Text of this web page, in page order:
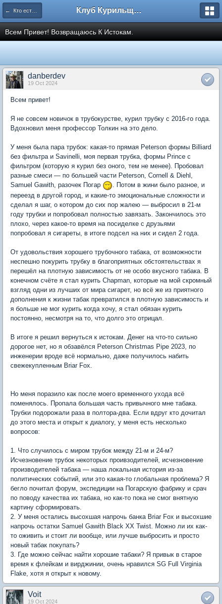
← Кто есть кто (представляемся!) Клуб Курильщиков Трубки
Всем Привет! Возвращаюсь К Истокам.
danberdev
19 Oct 2024
Всем привет!
Я не совсем новичок в трубокурстве, курил трубку с 2016-го года.
Вдохновил меня профессор Толкин на это дело.
У меня была пара трубок: какая-то прямая Peterson формы Billiard
без фильтра и Savinelli, моя первая трубка, формы Prince с
фильтром (которую я курил без оного, тем не менее). Пробовал
разные смеси — по большей части Peterson, Cornell & Diehl,
Samuel Gawith, разочек Погар
. Потом в жини было разное, и
переезд в другой город, и какие-то эмоциональные сложности и
сделал я шаг, о котором до сих пор жалею — выбросил в 21-м
году трубки и попробовал полностью завязать. Закончилось это
плохо, через какое-то время на посиделке с друзьями
попробовал я сигареты, в итоге подсел на них и сидел 2 года.
От удовольствия хорошего трубочного табака, от возможности
неспешно покурить трубку в благоприятных обстоятельствах я
перешёл на плотную зависимость от не особо вкусного табака. В
конечном счёте я стал курить Chapman, которые на мой скромный
взгляд одни из лучших от мира сигарет, но всё же из приятного
дополнения к жизни табак превратился в плотную зависимость и
я больше не мог курить когда хочу, я стал обязан курить
постоянно, несмотря на то, что долго это отрицал.
В итоге я решил вернуться к истокам. Денег на что-то сильно
дорогое нет, но я обзавёлся Peterson Christmas Pipe 2023, по
инженерии вроде всё нормально, даже получилось набить
свежекупленным Briar Fox.
Но меня поразило как после моего временного ухода всё
поменялось. Пропала большая часть привычного мне табака.
Трубки подорожали раза в полтора-два. Если вдруг кто дочитал
до этого места и открыт к диалогу, у меня есть несколько
вопросов:
1. Что случилось с миром трубок между 21-м и 24-м?
Исчезновение трубок некоторых проивзодителей, исчезновение
производителей табака — наша локальная история из-за
политических событий, или это какая-то глобальная проблема? Я
бегло почитал форум, экспедиции на Погарскую фабрику и срач
по поводу качества их табака, но как-то пока не смог внятную
картину сформировать.
2. У меня остались высохшая напрочь банка Briar Fox и высохшие
напрочь остатки Samuel Gawith Black XX Twist. Можно ли их как-
то оживить и стоит ли вообще, или лучше выбросить и просто
новый табак покупать?
3. Где можно сейчас найти хорошие табаки? Я привык в старое
время к флейкам и вирджинии, очень нравился SG Full Virginia
Flake, хотя я открыт к новому.
Voit
19 Oct 2024